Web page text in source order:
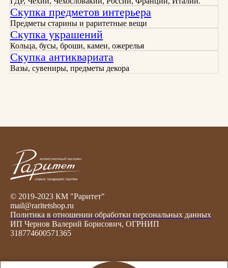
Скупка предметов интерьера
Предметы старины и раритетные вещи
Скупка украшений
Кольца, бусы, броши, камеи, ожерелья
Скупка антиквариата
Вазы, сувениры, предметы декора
© 2019-2023 КМ "Раритет"
mail@raritetshop.ru
Политика в отношении обработки персональных данных
ИП Чернов Валерий Борисович, ОГРНИП
318774600571365